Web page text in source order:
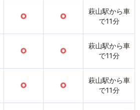
○ ○
萩山駅から車
で11分
○ ○
萩山駅から車
で11分
○ ○
萩山駅から車
で11分